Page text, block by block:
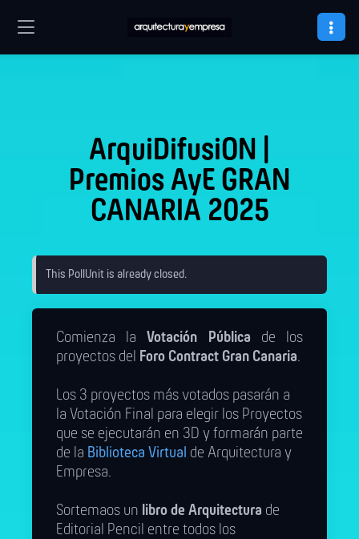
ArquiDifusiON |
Premios AyE GRAN
CANARIA 2025
This PollUnit is already closed.
Comienza laVotación Pública de los
proyectos del Foro Contract Gran Canaria.
Los 3 proyectos más votados pasarán a
la Votación Final para elegir los Proyectos
que se ejecutarán en 3D y formarán parte
de la Biblioteca Virtual de Arquitectura y
Empresa.
Sortemaos un libro de Arquitectura de
Editorial Pencil entre todos los